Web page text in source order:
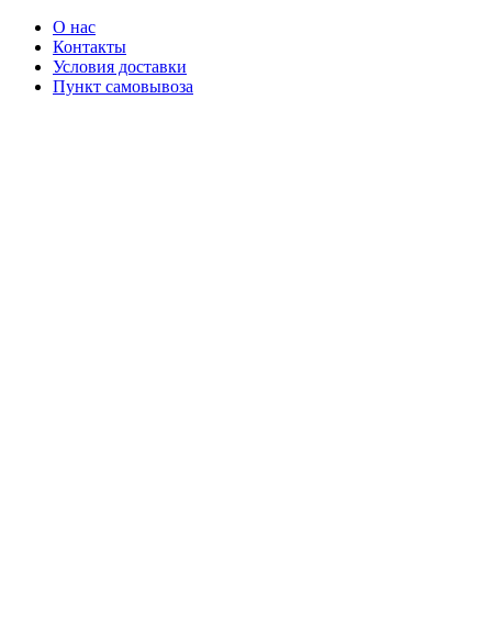
О нас
Контакты
Условия доставки
Пункт самовывоза